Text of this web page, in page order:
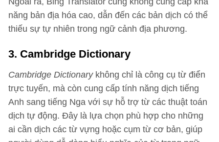
năng bản địa hóa cao, dẫn đến các bản dịch có thể
thiếu sự tự nhiên trong ngữ cảnh địa phương.
3. Cambridge Dictionary
Cambridge Dictionarykhông chỉ là công cụ từ điển
trực tuyến, mà còn cung cấp tính năng dịch tiếng
Anh sang tiếng Nga với sự hỗ trợ từ các thuật toán
dịch tự động. Đây là lựa chọn phù hợp cho những
ai cần dịch các từ vựng hoặc cụm từ cơ bản, giúp